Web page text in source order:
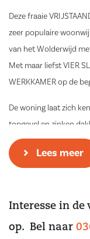
Deze fraaie
zeer populaire
van het Wolderwijd
Met maar liefst VIER
WERKKAMER op de
De woning laat zich
topgevel en zinken
hoogwaardig
ALMERE-OVERGOOI,
Indeling:
Begane grond:
Lees meer
Interesse in de
op. Bel naar